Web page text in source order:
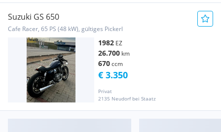
Suzuki GS 650
Cafe Racer, 65 PS (48 kW), gültiges Pickerl
1982 EZ
26.700 km
670ccm
Privat
2135 Neudorf bei Staatz
€ 3.350